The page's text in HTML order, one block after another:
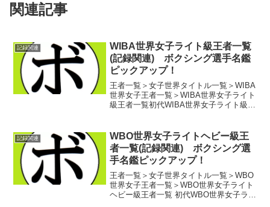
関連記事
記録関連
WIBA世界女子ライト級王者一覧
(記録関連) ボクシング選手名鑑
ピックアップ！
王者一覧＞女子世界タイトル一覧＞WIBA
世界女子王者一覧＞WIBA世界女子ライト
級王者一覧初代WIBA世界女子ライト級王
ヌ・マルティネス(米)第3代WIBA世界...
記録関連
WBO世界女子ライトヘビー級王
者一覧(記録関連) ボクシング選
手名鑑ピックアップ！
王者一覧＞女子世界タイトル一覧＞WBO
世界女子王者一覧＞WBO世界女子ライト
ヘビー級王者一覧 初代WBO世界女子ライ